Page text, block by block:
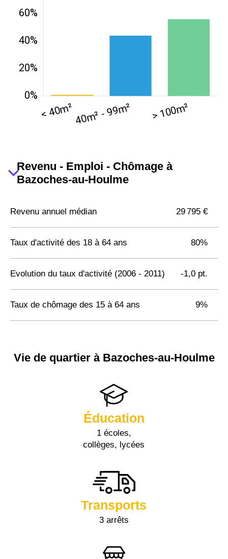
Revenu - Emploi - Chômage à
Bazoches-au-Houlme
Revenu annuel médian 29 795 €
Taux d'activité des 18 à 64 ans 80%
Evolution du taux d'activité (2006 - 2011) -1,0 pt.
Taux de chômage des 15 à 64 ans 9%
Vie de quartier à Bazoches-au-Houlme
Éducation
1 écoles,
collèges, lycées
Transports
3 arrêts